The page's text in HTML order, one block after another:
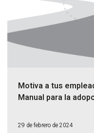
Motiva a tus
Manual para la
29 de febrero de 2024